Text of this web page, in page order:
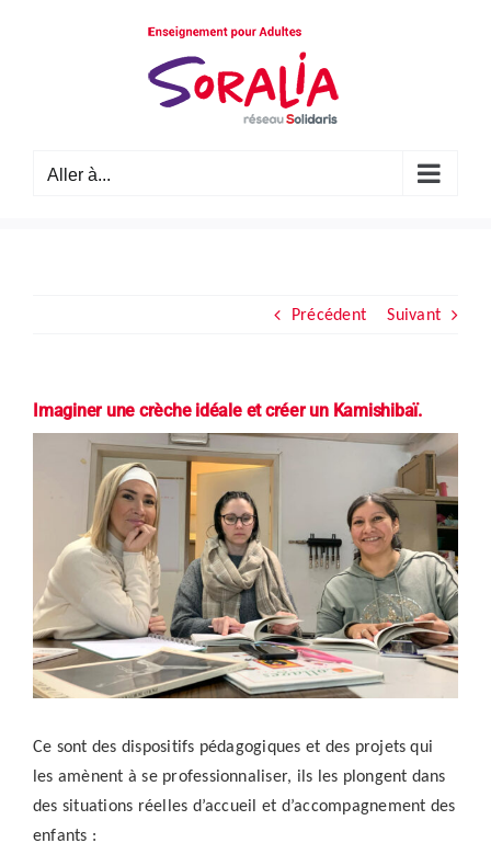
Aller à...
Précédent Suivant
Imaginer une crèche idéale et créer un Kamishibaï.
agrandie
Ce sont des dispositifs pédagogiques et des projets qui
les amènent à se professionnaliser, ils les plongent dans
des situations réelles d’accueil et d’accompagnement des
enfants :